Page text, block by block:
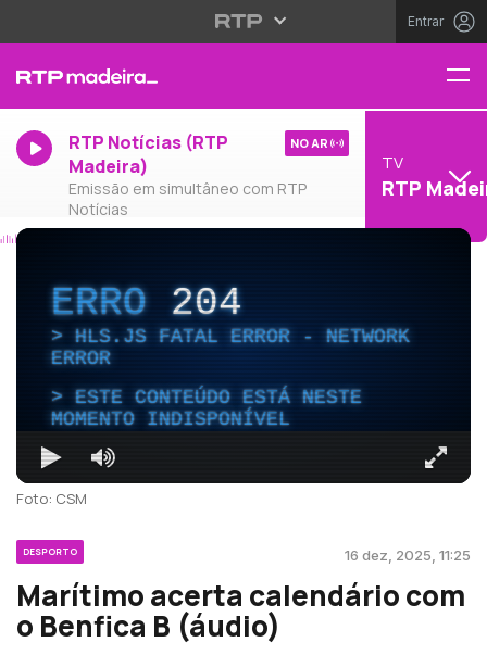
Entrar
RTP Notícias (RTP
Madeira)
Emissão em simultâneo com RTP
Notícias
NO AR
TV
RTP
ERRO204
HLS.JS FATAL ERROR - NETWORK
ERROR
ESTE CONTEÚDO ESTÁ NESTE
MOMENTO INDISPONÍVEL
Foto: CSM
DESPORTO 16 dez, 2025, 11:25
Marítimo acerta calendário com
o Benfica B (áudio)